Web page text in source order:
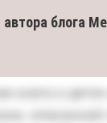
автора блога